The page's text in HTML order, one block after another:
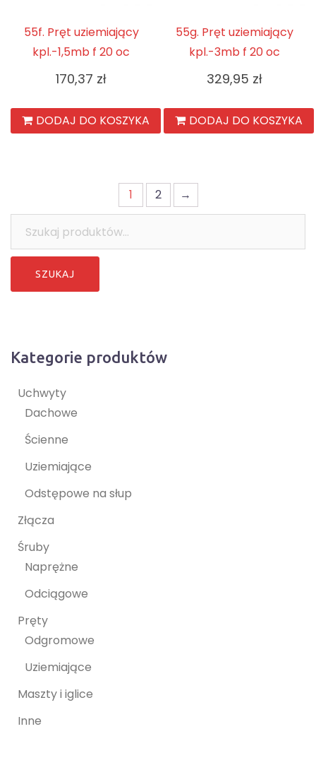
55f. Pręt uziemiający
kpl.-1,5mb f 20 oc
170,37 zł
DODAJ DO KOSZYKA
55g. Pręt uziemiający
kpl.-3mb f 20 oc
329,95 zł
DODAJ DO KOSZYKA
1 2
→
Kategorie produktów
Uchwyty
Dachowe
Ścienne
Uziemiające
Odstępowe na słup
Złącza
Śruby
Naprężne
Odciągowe
Pręty
Odgromowe
Uziemiające
Maszty i iglice
Inne